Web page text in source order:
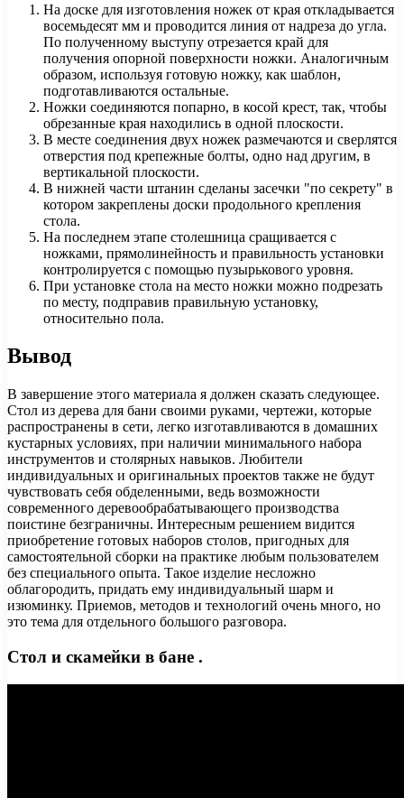
На доске для изготовления ножек от края откладывается
восемьдесят мм и проводится линия от надреза до угла.
По полученному выступу отрезается край для
получения опорной поверхности ножки. Аналогичным
образом, используя готовую ножку, как шаблон,
подготавливаются остальные.
Ножки соединяются попарно, в косой крест, так, чтобы
обрезанные края находились в одной плоскости.
В месте соединения двух ножек размечаются и сверлятся
отверстия под крепежные болты, одно над другим, в
вертикальной плоскости.
В нижней части штанин сделаны засечки "по секрету" в
котором закреплены доски продольного крепления
стола.
На последнем этапе столешница сращивается с
ножками, прямолинейность и правильность установки
контролируется с помощью пузырькового уровня.
При установке стола на место ножки можно подрезать
по месту, подправив правильную установку,
относительно пола.
Вывод
В завершение этого материала я должен сказать следующее.
Стол из дерева для бани своими руками, чертежи, которые
распространены в сети, легко изготавливаются в домашних
кустарных условиях, при наличии минимального набора
инструментов и столярных навыков. Любители
индивидуальных и оригинальных проектов также не будут
чувствовать себя обделенными, ведь возможности
современного деревообрабатывающего производства
поистине безграничны. Интересным решением видится
приобретение готовых наборов столов, пригодных для
самостоятельной сборки на практике любым пользователем
без специального опыта. Такое изделие несложно
облагородить, придать ему индивидуальный шарм и
изюминку. Приемов, методов и технологий очень много, но
это тема для отдельного большого разговора.
Стол и скамейки в бане .